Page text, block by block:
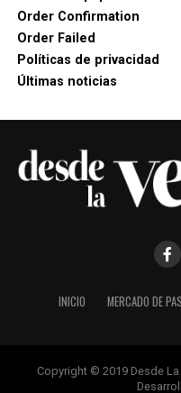
Order Confirmation
Order Failed
Políticas de privacidad
Últimas noticias
INICIO MERCADO DE
Copyright © 2019 Desde